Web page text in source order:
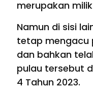
merupakan
Namun di sisi
tetap mengacu
dan bahkan
pulau tersebut
4 Tahun 2023.